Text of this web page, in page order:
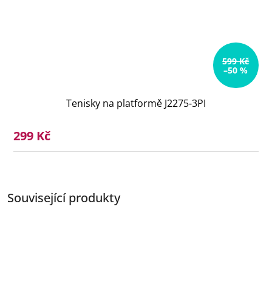
Související produkty
599 Kč
–50 %
Tenisky na platformě J2275-3PI
299 Kč